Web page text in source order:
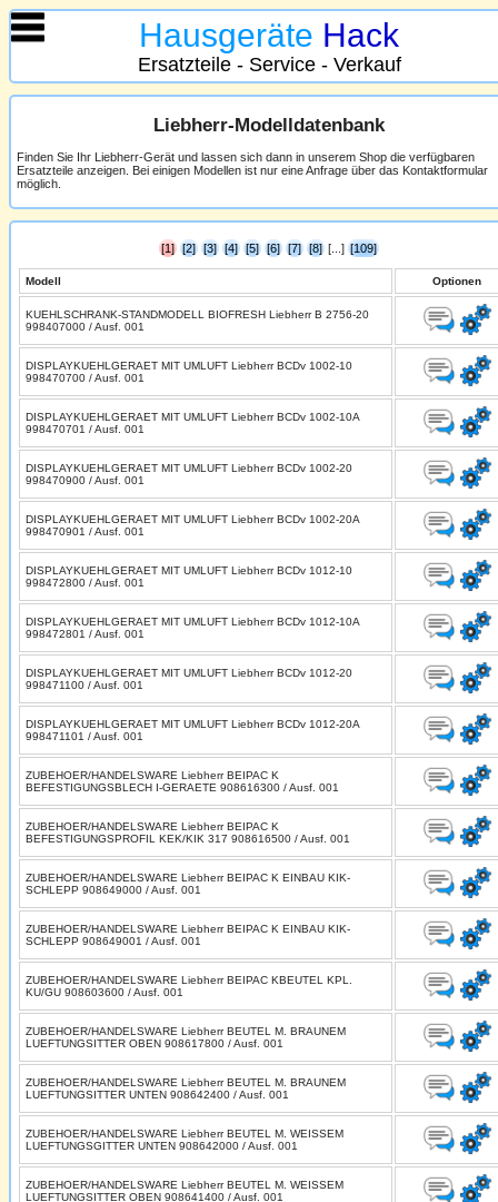
Hausgeräte Hack
Ersatzteile - Service - Verkauf
Liebherr-Modelldatenbank
Finden Sie Ihr Liebherr-Gerät und lassen sich dann in unserem Shop die verfügbaren
Ersatzteile anzeigen. Bei einigen Modellen ist nur eine Anfrage über das Kontaktformular
möglich.
[1] [2] [3] [4] [5] [6] [7] [8] [...] [109]
Modell Optionen
KUEHLSCHRANK-STANDMODELL BIOFRESH Liebherr B 2756-20
998407000 / Ausf. 001
DISPLAYKUEHLGERAET MIT UMLUFT Liebherr BCDv 1002-10
998470700 / Ausf. 001
DISPLAYKUEHLGERAET MIT UMLUFT Liebherr BCDv 1002-10A
998470701 / Ausf. 001
DISPLAYKUEHLGERAET MIT UMLUFT Liebherr BCDv 1002-20
998470900 / Ausf. 001
DISPLAYKUEHLGERAET MIT UMLUFT Liebherr BCDv 1002-20A
998470901 / Ausf. 001
DISPLAYKUEHLGERAET MIT UMLUFT Liebherr BCDv 1012-10
998472800 / Ausf. 001
DISPLAYKUEHLGERAET MIT UMLUFT Liebherr BCDv 1012-10A
998472801 / Ausf. 001
DISPLAYKUEHLGERAET MIT UMLUFT Liebherr BCDv 1012-20
998471100 / Ausf. 001
DISPLAYKUEHLGERAET MIT UMLUFT Liebherr BCDv 1012-20A
998471101 / Ausf. 001
ZUBEHOER/HANDELSWARE Liebherr BEIPAC K
BEFESTIGUNGSBLECH I-GERAETE 908616300 / Ausf. 001
ZUBEHOER/HANDELSWARE Liebherr BEIPAC K
BEFESTIGUNGSPROFIL KEK/KIK 317 908616500 / Ausf. 001
ZUBEHOER/HANDELSWARE Liebherr BEIPAC K EINBAU KIK-
SCHLEPP 908649000 / Ausf. 001
ZUBEHOER/HANDELSWARE Liebherr BEIPAC K EINBAU KIK-
SCHLEPP 908649001 / Ausf. 001
ZUBEHOER/HANDELSWARE Liebherr BEIPAC KBEUTEL KPL.
KU/GU 908603600 / Ausf. 001
ZUBEHOER/HANDELSWARE Liebherr BEUTEL M. BRAUNEM
LUEFTUNGSITTER OBEN 908617800 / Ausf. 001
ZUBEHOER/HANDELSWARE Liebherr BEUTEL M. BRAUNEM
LUEFTUNGSITTER UNTEN 908642400 / Ausf. 001
ZUBEHOER/HANDELSWARE Liebherr BEUTEL M. WEISSEM
LUEFTUNGSGITTER UNTEN 908642000 / Ausf. 001
ZUBEHOER/HANDELSWARE Liebherr BEUTEL M. WEISSEM
LUEFTUNGSITTER OBEN 908641400 / Ausf. 001